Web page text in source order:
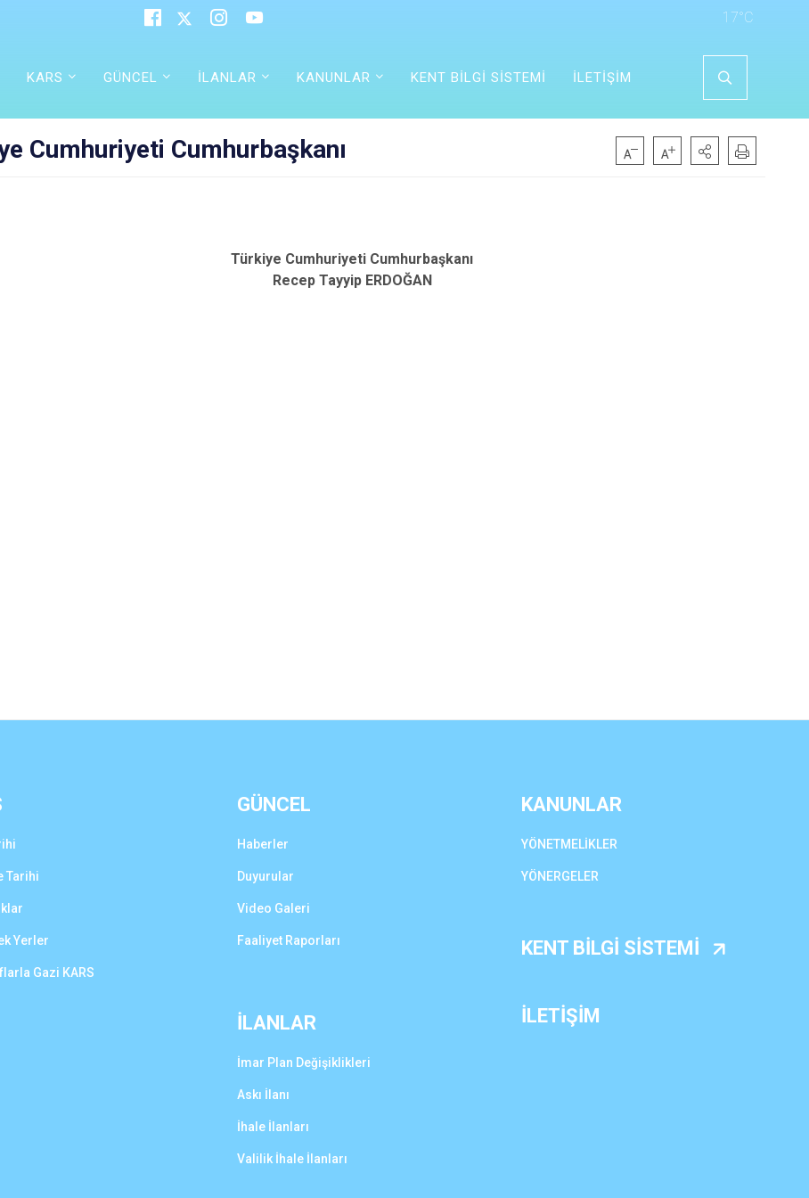
17°C
KARS GÜNCEL İLANLAR KANUNLAR KENT BİLGİ SİSTEMİ İLETİŞİM
Cumhuriyeti Cumhurbaşkanı
Türkiye Cumhuriyeti Cumhurbaşkanı
Recep Tayyip ERDOĞAN
Tarihi
Yerler
Gazi KARS
GÜNCEL
Haberler
Duyurular
Video Galeri
Faaliyet Raporları
İLANLAR
İmar Plan Değişiklikleri
Askı İlanı
İhale İlanları
Valilik İhale İlanları
KANUNLAR
YÖNETMELİKLER
YÖNERGELER
KENT BİLGİ SİSTEMİ
İLETİŞİM